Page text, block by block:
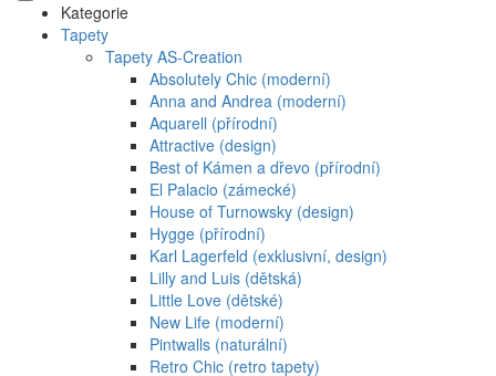
Kategorie
Tapety
Tapety AS-Creation
Absolutely Chic (moderní)
Anna and Andrea (moderní)
Aquarell (přírodní)
Attractive (design)
Best of Kámen a dřevo (přírodní)
El Palacio (zámecké)
House of Turnowsky (design)
Hygge (přírodní)
Karl Lagerfeld (exklusivní, design)
Lilly and Luis (dětská)
Little Love (dětské)
New Life (moderní)
Pintwalls (naturální)
Retro Chic (retro tapety)